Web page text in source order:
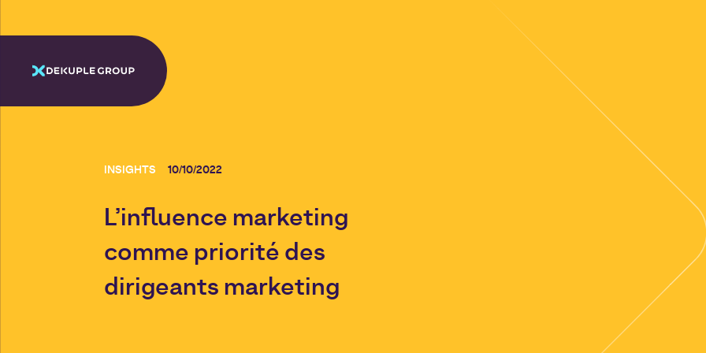
INSIGHTS 10/10/2022
L’influence marketing
comme priorité des
dirigeants marketing